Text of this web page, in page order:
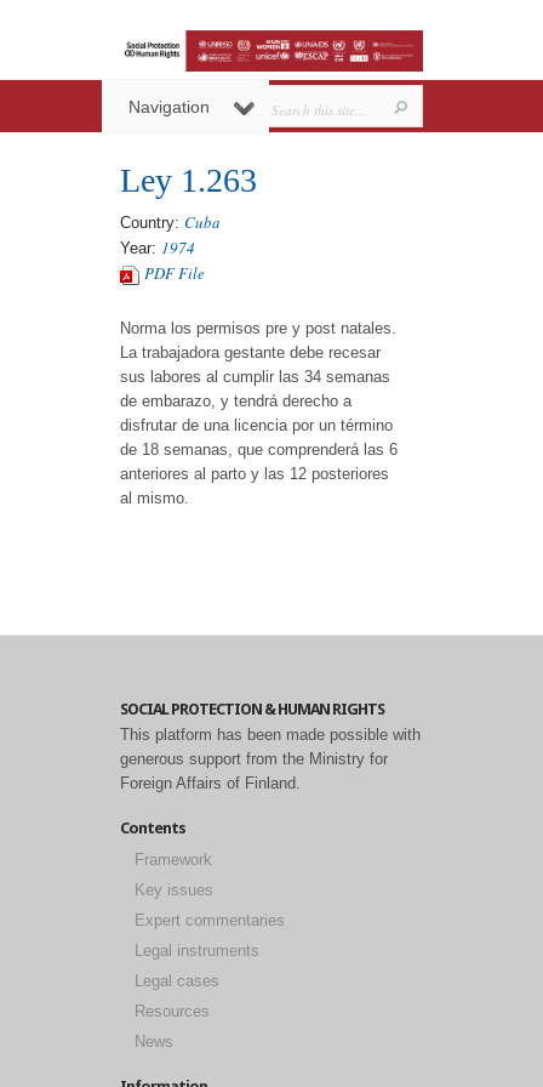
Navigation
Ley 1.263
Country: Cuba
Year: 1974
PDF File
Norma los permisos pre y post natales.
La trabajadora gestante debe recesar
sus labores al cumplir las 34 semanas
de embarazo, y tendrá derecho a
disfrutar de una licencia por un término
de 18 semanas, que comprenderá las 6
anteriores al parto y las 12 posteriores
al mismo.
SOCIAL PROTECTION & HUMAN RIGHTS
This platform has been made possible with
generous support from the Ministry for
Foreign Affairs of Finland.
Contents
Framework
Key issues
Expert commentaries
Legal instruments
Legal cases
Resources
News